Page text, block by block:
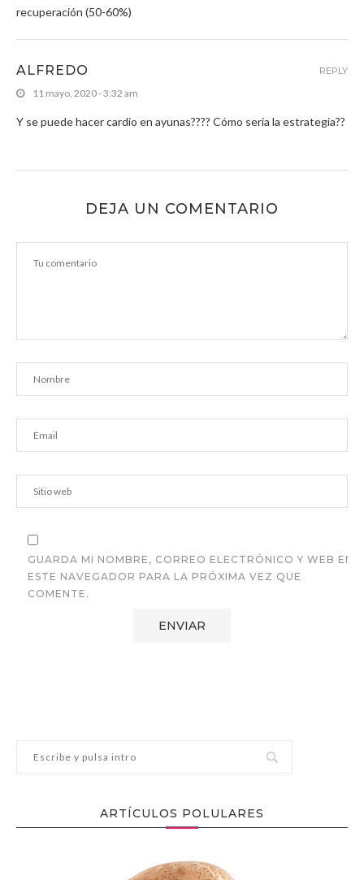
recuperación (50-60%)
ALFREDO
11 mayo, 2020 - 3:32 am
Y se puede hacer cardio en ayunas???? Cómo sería la estrategia??
REPLY
DEJA UN COMENTARIO
GUARDA MI NOMBRE, CORREO ELECTRÓNICO Y WEB EN
ESTE NAVEGADOR PARA LA PRÓXIMA VEZ QUE
COMENTE.
ARTÍCULOS POLULARES